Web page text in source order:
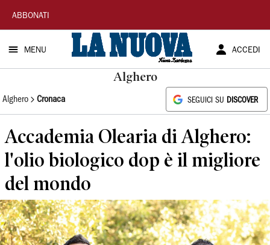
La
Nuova
Sardegna
ABBONATI
MENU ACCEDI
Alghero
Alghero Cronaca SEGUICI SU DISCOVER
Accademia Olearia di Alghero:
l'olio biologico dop è il migliore
del mondo